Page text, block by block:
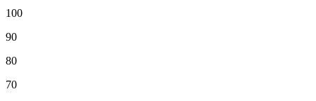
100
90
80
70